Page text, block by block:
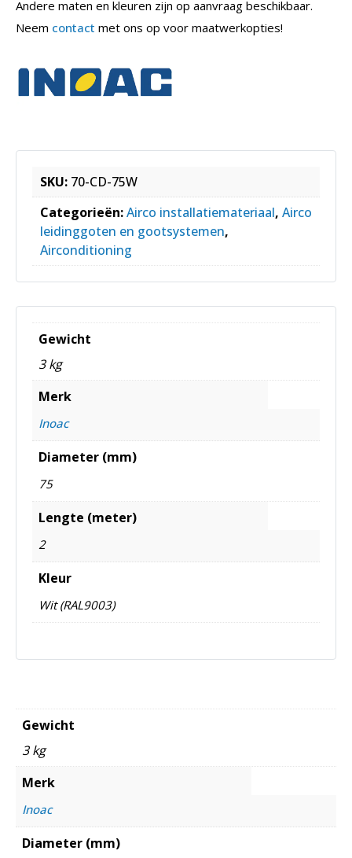
Andere maten en kleuren zijn op aanvraag beschikbaar.
Neem contact met ons op voor maatwerkopties!
SKU: 70-CD-75W
Categorieën:Airco installatiemateriaal, Airco
leidinggoten en gootsystemen,
Airconditioning
Gewicht
3 kg
Merk
Inoac
Diameter (mm)
75
Lengte (meter)
2
Kleur
Wit (RAL9003)
Gewicht
3 kg
Merk
Inoac
Diameter (mm)